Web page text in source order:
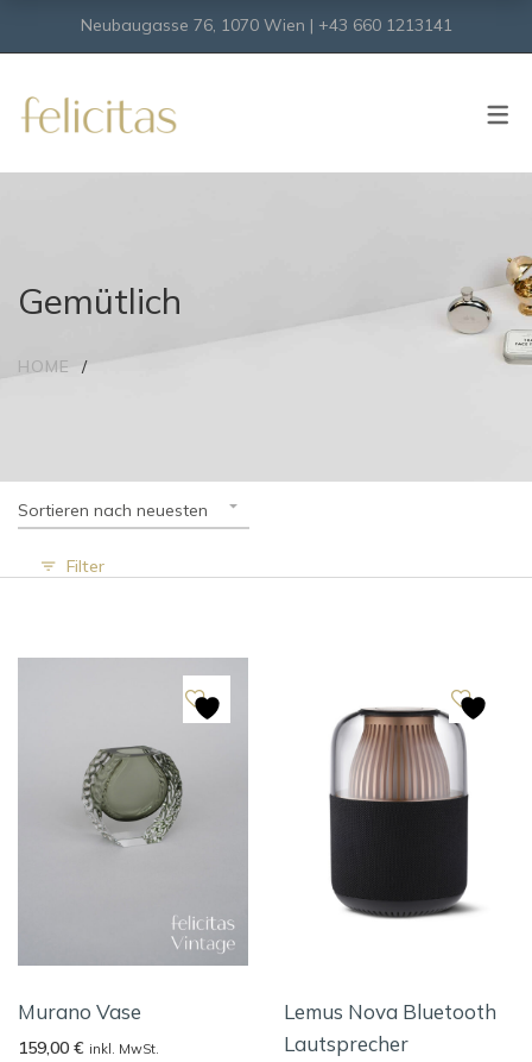
Neubaugasse 76, 1070 Wien | +43 660 1213141
Gemütlich
HOME
Sortieren nach neuesten
Filter
Murano Vase
159,00 € inkl. MwSt.
Lemus Nova Bluetooth
Lautsprecher